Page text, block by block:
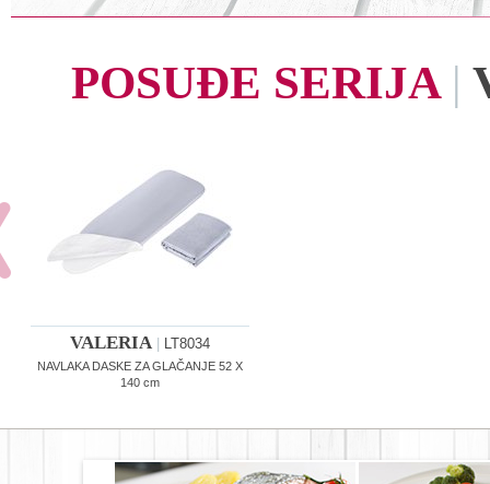
POSUĐE SERIJA |
VALERIA LT8034
NAVLAKA DASKE ZA GLAČANJE 52 X
140 cm